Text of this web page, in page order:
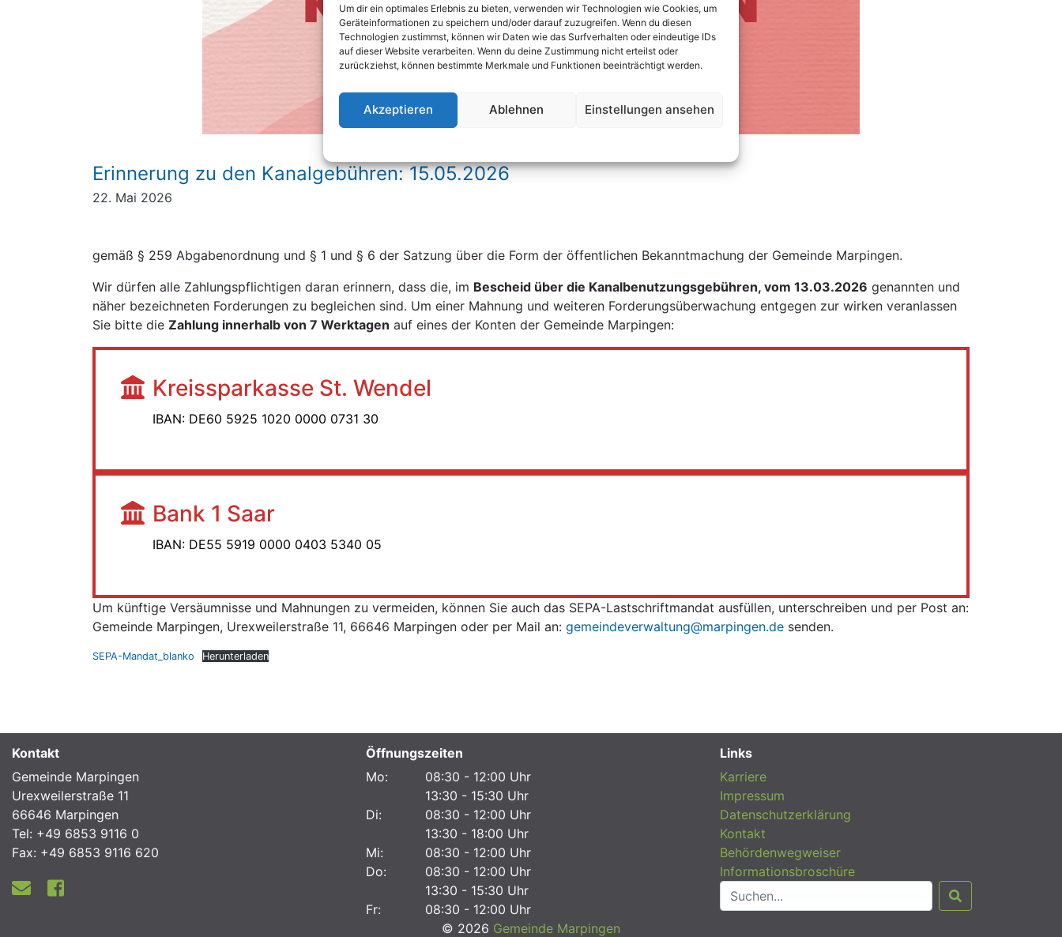
Um dir ein optimales Erlebnis zu bieten, verwenden wir Technologien wie Cookies, um
Geräteinformationen zu speichern und/oder darauf zuzugreifen. Wenn du diesen
Technologien zustimmst, können wir Daten wie das Surfverhalten oder eindeutige IDs
auf dieser Website verarbeiten. Wenn du deine Zustimmung nicht erteilst oder
zurückziehst, können bestimmte Merkmale und Funktionen beeinträchtigt werden.
Akzeptieren Ablehnen Einstellungen ansehen
Erinnerung zu den Kanalgebühren: 15.05.2026
22. Mai 2026
gemäß § 259 Abgabenordnung und § 1 und § 6 der Satzung über die Form der öffentlichen Bekanntmachung der Gemeinde Marpingen.
Wir dürfen alle Zahlungspflichtigen daran erinnern, dass die, im Bescheid über die Kanalbenutzungsgebühren, vom 13.03.2026 genannten und
näher bezeichneten Forderungen zu begleichen sind. Um einer Mahnung und weiteren Forderungsüberwachung entgegen zur wirken veranlassen
Sie bitte die Zahlung innerhalb von 7 Werktagen auf eines der Konten der Gemeinde Marpingen:
Kreissparkasse St. Wendel
IBAN: DE60 5925 1020 0000 0731 30
Bank 1 Saar
IBAN: DE55 5919 0000 0403 5340 05
Um künftige Versäumnisse und Mahnungen zu vermeiden, können Sie auch das SEPA-Lastschriftmandat ausfüllen, unterschreiben und per Post an:
Gemeinde Marpingen, Urexweilerstraße 11, 66646 Marpingen oder per Mail an: gemeindeverwaltung@marpingen.de senden.
SEPA-Mandat_blanko Herunterladen
Kontakt
Gemeinde Marpingen
Urexweilerstraße 11
66646 Marpingen
Tel: +49 6853 9116 0
Fax: +49 6853 9116 620
Öffnungszeiten
Mo:
08:30 - 12:00 Uhr
13:30 - 15:30 Uhr
Di:
08:30 - 12:00 Uhr
13:30 - 18:00 Uhr
Mi:
08:30 - 12:00 Uhr
Do:
08:30 - 12:00 Uhr
13:30 - 15:30 Uhr
Fr:
08:30 - 12:00 Uhr
Links
Karriere
Impressum
Datenschutzerklärung
Kontakt
Behördenwegweiser
Informationsbroschüre
© 2026 Gemeinde Marpingen